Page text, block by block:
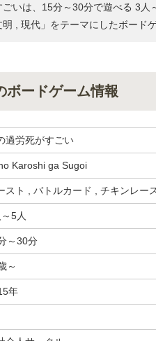
ごいは、15分～30分で遊べる 3
明 , 現代 」をテーマにしたボード
ボードゲーム情報
過労死がすごい
Karoshi ga Sugoi
スト , バトルカード , チキンレー
5人
～30分
～
年